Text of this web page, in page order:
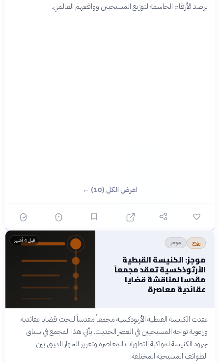
يرصد الأرقام الحاسمة لتوزيع المسيحيين وواقعهم العالمي.
اعرض الكل (10) ←
روح موجز
موجز: الكنيسة القبطية
الأرثوذكسية تعقد مجمعاً
مقدساً لمناقشة قضايا
عقائدية معاصرة
قبل 4 أشهر
عقدت الكنيسة القبطية الأرثوذكسية مجمعاً مقدساً لبحث قضايا عقائدية
وراعوية تواجه المسيحيين في العصر الحديث. يأتي هذا المجمع في سياق
جهود الكنيسة لمواكبة التطورات المعاصرة وتعزيز الحوار الديني بين
الطوائف المسيحية المختلفة.